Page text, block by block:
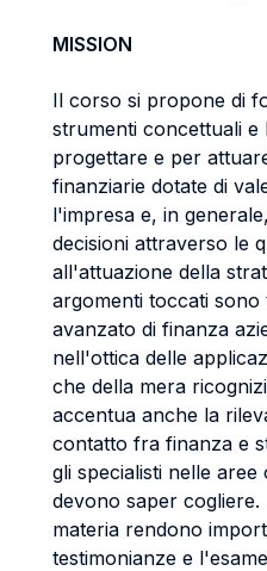
MISSION
Il corso si propone di
strumenti concettuali
progettare e per
finanziarie dotate di
l'impresa e, in
decisioni attraverso le
all'attuazione della
argomenti toccati sono
avanzato di finanza
nell'ottica delle
che della mera
accentua anche la
contatto fra finanza e
gli specialisti nelle
devono saper
materia rendono
testimonianze e